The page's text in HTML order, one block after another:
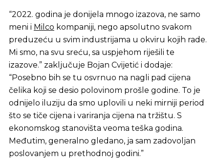
“2022. godina je donijela mnogo izazova, ne samo
meni i Milco kompaniji, nego apsolutno svakom
preduzeću u svim industrijama u okviru kojih rade.
Mi smo, na svu sreću, sa uspjehom riješili te
izazove.” zaključuje Bojan Cvijetić i dodaje:
“Posebno bih se tu osvrnuo na nagli pad cijena
čelika koji se desio polovinom prošle godine. To je
odnijelo iluziju da smo uplovili u neki mirniji period
što se tiče cijena i variranja cijena na tržištu. S
ekonomskog stanovišta veoma teška godina.
Međutim, generalno gledano, ja sam zadovoljan
poslovanjem u prethodnoj godini.”